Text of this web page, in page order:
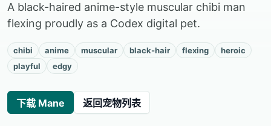
A black-haired anime-style muscular chibi man
flexing proudly as a Codex digital pet.
chibi anime muscular black-hair flexing
heroic
playful
edgy
下载 Mane 返回宠物列表